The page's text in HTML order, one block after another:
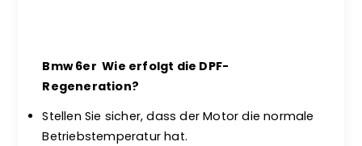
Bmw 6er Wie erfolgt die DPF-
Regeneration?
Stellen Sie sicher, dass der Motor die normale
Betriebstemperatur hat.